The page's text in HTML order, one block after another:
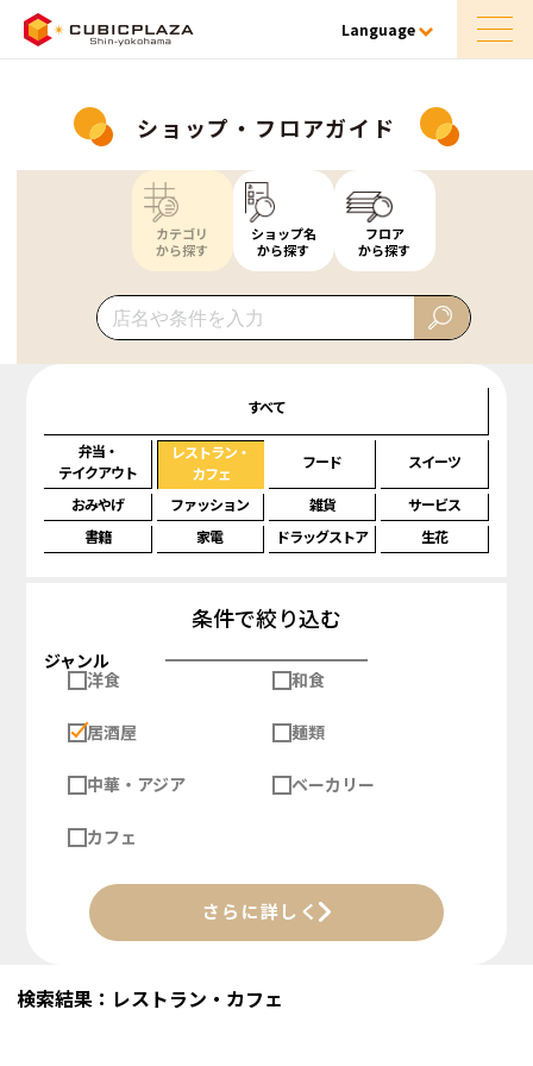
Language
ショップ・フロアガイド
カテゴリ
から探す
ショップ名
から探す
フロア
から探す
すべて
弁当・
テイクアウト
レストラン・
カフェ
フード スイーツ
おみやげ ファッション 雑貨
サービス
書籍
家電 ドラッグストア 生花
条件で絞り込む
ジャンル
洋食
和食
居酒屋 麺類
中華・アジア ベーカリー
カフェ
さらに詳しく
検索結果：レストラン・カフェ